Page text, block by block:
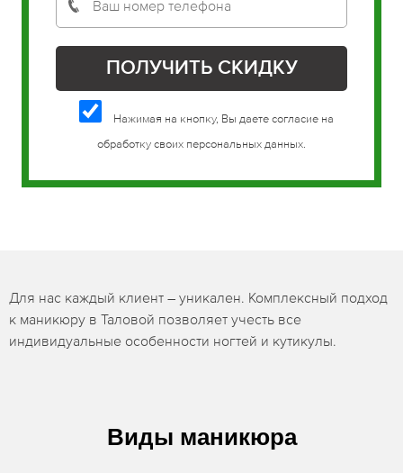
Нажимая на кнопку, Вы даете согласие на
обработку своих персональных данных.
Для нас каждый клиент – уникален. Комплексный подход
к маникюру в Таловой позволяет учесть все
индивидуальные особенности ногтей и кутикулы.
Виды маникюра